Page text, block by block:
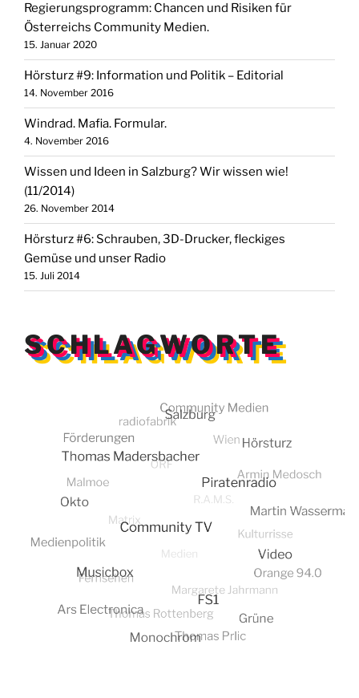
Regierungsprogramm: Chancen und Risiken für
Österreichs Community Medien.
15. Januar 2020
Hörsturz #9: Information und Politik – Editorial
14. November 2016
Windrad. Mafia. Formular.
4. November 2016
Wissen und Ideen in Salzburg? Wir wissen wie!
(11/2014)
26. November 2014
Hörsturz #6: Schrauben, 3D-Drucker, fleckiges
Gemüse und unser Radio
15. Juli 2014
SCHLAGWORTE